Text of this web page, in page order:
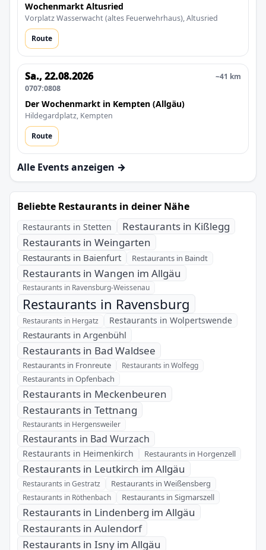
Wochenmarkt Altusried
Vorplatz Wasserwacht (altes Feuerwehrhaus), Altusried
Route
Sa., 22.08.2026
0707:0808
~41 km
Der Wochenmarkt in Kempten (Allgäu)
Hildegardplatz, Kempten
Route
Alle Events anzeigen →
Beliebte Restaurants in deiner Nähe
Restaurants in Stetten
Restaurants in Kißlegg
Restaurants in Weingarten
Restaurants in Baienfurt Restaurants in Baindt
Restaurants in Wangen im Allgäu
Restaurants in Ravensburg-Weissenau
Restaurants in Ravensburg
Restaurants in Hergatz Restaurants in Wolpertswende
Restaurants in Argenbühl
Restaurants in Bad Waldsee
Restaurants in Fronreute Restaurants in Wolfegg
Restaurants in Opfenbach
Restaurants in Meckenbeuren
Restaurants in Tettnang
Restaurants in Hergensweiler
Restaurants in Bad Wurzach
Restaurants in Heimenkirch Restaurants in Horgenzell
Restaurants in Leutkirch im Allgäu
Restaurants in Gestratz Restaurants in Weißensberg
Restaurants in Röthenbach Restaurants in Sigmarszell
Restaurants in Lindenberg im Allgäu
Restaurants in Aulendorf
Restaurants in Isny im Allgäu